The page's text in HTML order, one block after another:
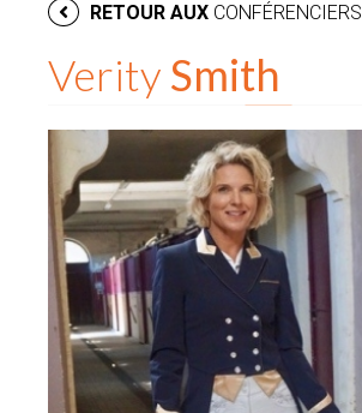
RETOUR AUX CONFÉRENCIERS
Verity Smith